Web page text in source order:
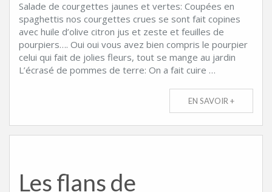
Salade de courgettes jaunes et vertes: Coupées en
spaghettis nos courgettes crues se sont fait copines
avec huile d’olive citron jus et zeste et feuilles de
pourpiers…. Oui oui vous avez bien compris le pourpier
celui qui fait de jolies fleurs, tout se mange au jardin
L’écrasé de pommes de terre: On a fait cuire …
EN SAVOIR +
Les flans de